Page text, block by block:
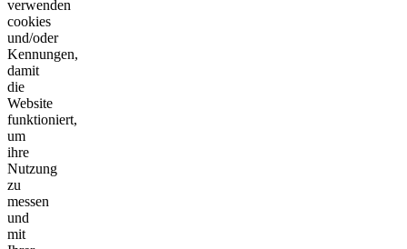
verwenden
cookies
und/oder
Kennungen,
damit
die
Website
funktioniert,
um
ihre
Nutzung
zu
messen
und
mit